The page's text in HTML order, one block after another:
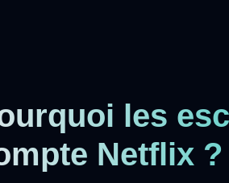
les
Netflix ?